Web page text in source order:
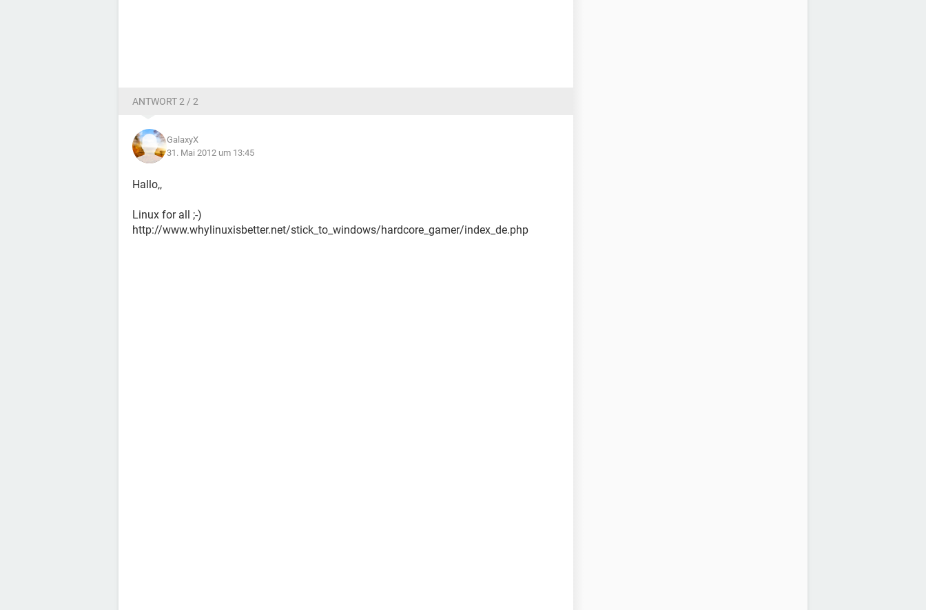
ANTWORT 2 / 2
GalaxyX
31. Mai 2012 um 13:45
Hallo,,
Linux for all ;-)
http://www.whylinuxisbetter.net/stick_to_windows/hardcore_gamer/index_de.php